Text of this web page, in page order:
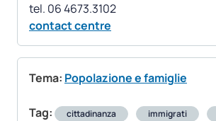
contact centre
Tema: Popolazione e famiglie
Tag: cittadinanza immigrati